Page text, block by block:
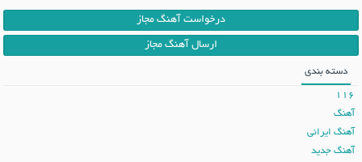
درخواست آهنگ مجاز
ارسال آهنگ مجاز
دسته بندی
116
آهنگ
آهنگ ایرانی
آهنگ جدید